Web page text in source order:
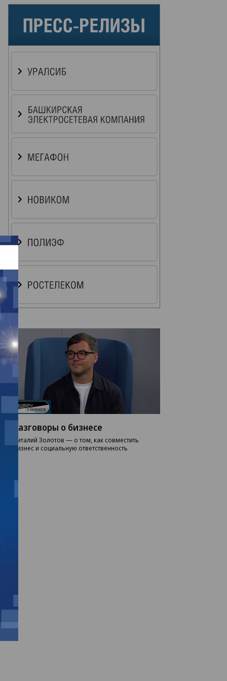
Разговоры о бизнесе
Виталий Золотов — о том, как совместить
бизнес и социальную ответственность